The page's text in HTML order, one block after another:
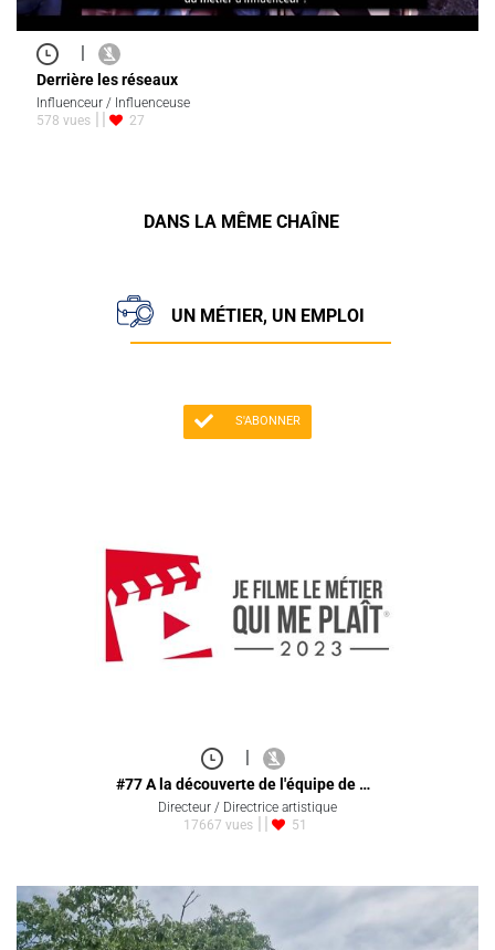
|
Derrière les réseaux
Influenceur / Influenceuse
578 vues
27
DANS LA MÊME CHAÎNE
UN MÉTIER, UN EMPLOI
S'ABONNER
#77 A la découverte de l'équipe de …
Directeur / Directrice artistique
17667 vues
51